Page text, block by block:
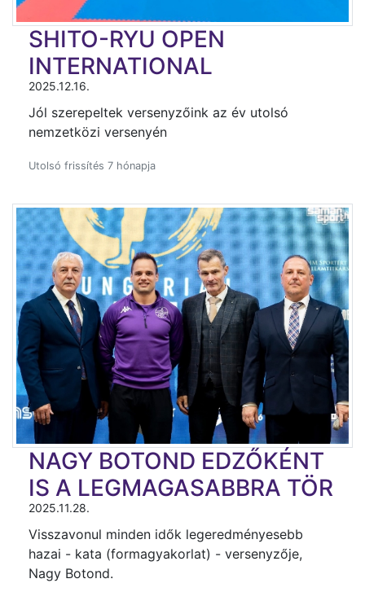
SHITO-RYU OPEN
INTERNATIONAL
2025.12.16.
Jól szerepeltek versenyzőink az év utolsó
nemzetközi versenyén
Utolsó frissítés 7 hónapja
NAGY BOTOND EDZŐKÉNT
IS A LEGMAGASABBRA TÖR
2025.11.28.
Visszavonul minden idők legeredményesebb
hazai - kata (formagyakorlat) - versenyzője,
Nagy Botond.